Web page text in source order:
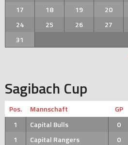
17
18 19 20
24
25 26 27
31
Sagibach Cup
Pos. Mannschaft GP
1
Capital Bulls 0
1
Capital Rangers 0